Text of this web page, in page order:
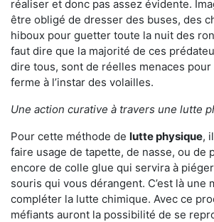
réaliser et donc pas assez évidente.
être obligé de dresser des buses, des
hiboux pour guetter toute la nuit des
faut dire que la majorité de ces
dire tous, sont de réelles menaces pour
ferme à l’instar des volailles.
Une action curative à travers une lutte
Pour cette méthode de lutte physique,
faire usage de tapette, de nasse, ou de
encore de colle glue qui servira à
souris qui vous dérangent. C’est là une
compléter la lutte chimique. Avec ce
méfiants auront la possibilité de se